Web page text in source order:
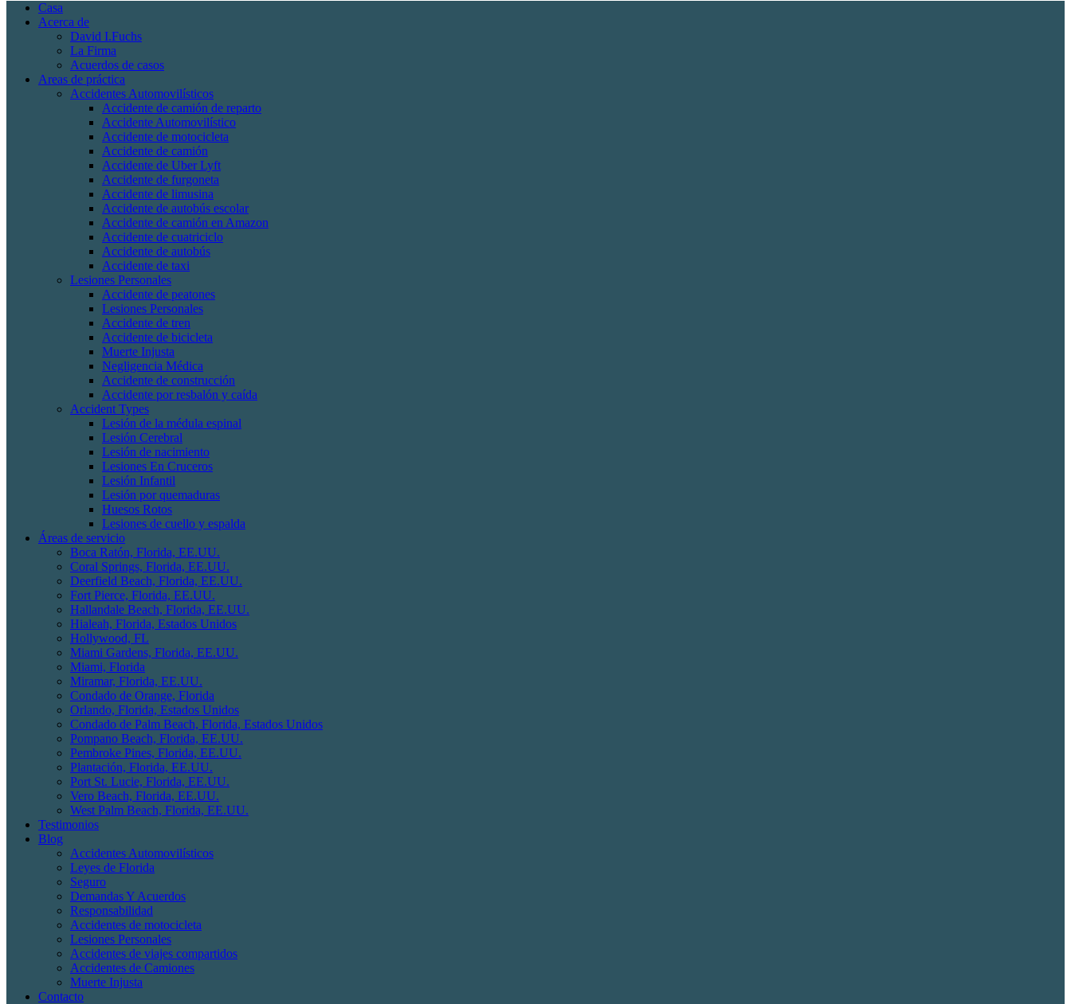
Casa
Acerca de
David I.Fuchs
La Firma
Acuerdos de casos
Areas de práctica
Accidentes Automovilísticos
Accidente de camión de reparto
Accidente Automovilístico
Accidente de motocicleta
Accidente de camión
Accidente de Uber Lyft
Accidente de furgoneta
Accidente de limusina
Accidente de autobús escolar
Accidente de camión en Amazon
Accidente de cuatriciclo
Accidente de autobús
Accidente de taxi
Lesiones Personales
Accidente de peatones
Lesiones Personales
Accidente de tren
Accidente de bicicleta
Muerte Injusta
Negligencia Médica
Accidente de construcción
Accidente por resbalón y caída
Accident Types
Lesión de la médula espinal
Lesión Cerebral
Lesión de nacimiento
Lesiones En Cruceros
Lesión Infantil
Lesión por quemaduras
Huesos Rotos
Lesiones de cuello y espalda
Áreas de servicio
Boca Ratón, Florida, EE.UU.
Coral Springs, Florida, EE.UU.
Deerfield Beach, Florida, EE.UU.
Fort Pierce, Florida, EE.UU.
Hallandale Beach, Florida, EE.UU.
Hialeah, Florida, Estados Unidos
Hollywood, FL
Miami Gardens, Florida, EE.UU.
Miami, Florida
Miramar, Florida, EE.UU.
Condado de Orange, Florida
Orlando, Florida, Estados Unidos
Condado de Palm Beach, Florida, Estados Unidos
Pompano Beach, Florida, EE.UU.
Pembroke Pines, Florida, EE.UU.
Plantación, Florida, EE.UU.
Port St. Lucie, Florida, EE.UU.
Vero Beach, Florida, EE.UU.
West Palm Beach, Florida, EE.UU.
Testimonios
Blog
Accidentes Automovilísticos
Leyes de Florida
Seguro
Demandas Y Acuerdos
Responsabilidad
Accidentes de motocicleta
Lesiones Personales
Accidentes de viajes compartidos
Accidentes de Camiones
Muerte Injusta
Contacto